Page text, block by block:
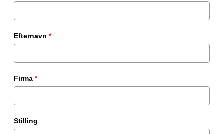
Efternavn *
Firma *
Stilling